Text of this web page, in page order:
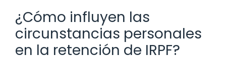
¿Cómo influyen las
circunstancias personales
en la retención de IRPF?